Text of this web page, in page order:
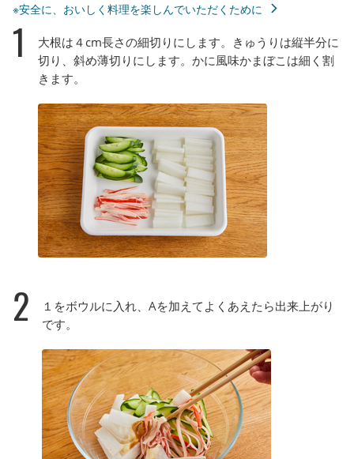
※安全に、おいしく料理を楽しんでいただくために
1
大根は４cm長さの細切りにします。きゅうりは縦半分に
切り、斜め薄切りにします。かに風味かまぼこは細く割
きます。
2
１をボウルに入れ、Aを加えてよくあえたら出来上がり
です。